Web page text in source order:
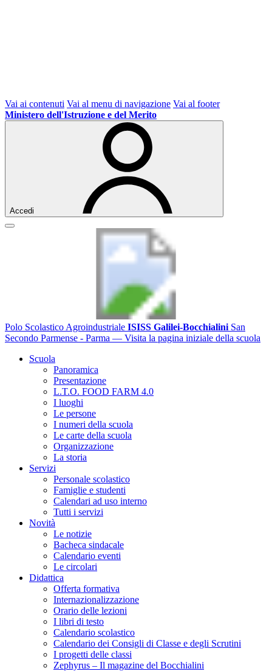
Vai ai contenuti Vai al menu di navigazione Vai al footer
Ministero dell'Istruzione e del Merito
Accedi
Polo Scolastico Agroindustriale ISISS Galilei-Bocchialini San
Secondo Parmense - Parma — Visita la pagina iniziale della scuola
Scuola
Panoramica
Presentazione
L.T.O. FOOD FARM 4.0
I luoghi
Le persone
I numeri della scuola
Le carte della scuola
Organizzazione
La storia
Servizi
Personale scolastico
Famiglie e studenti
Calendari ad uso interno
Tutti i servizi
Novità
Le notizie
Bacheca sindacale
Calendario eventi
Le circolari
Didattica
Offerta formativa
Internazionalizzazione
Orario delle lezioni
I libri di testo
Calendario scolastico
Calendario dei Consigli di Classe e degli Scrutini
I progetti delle classi
Zephyrus – Il magazine del Bocchialini